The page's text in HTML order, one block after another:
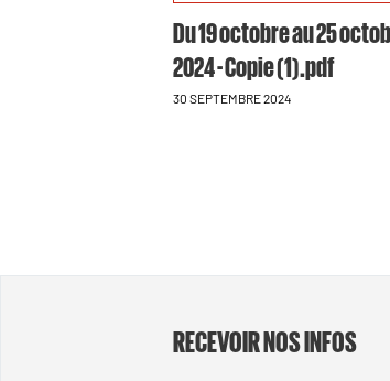
Du 19 octobre au 25
2024 - Copie (1).pdf
30 SEPTEMBRE 2024
RECEVOIR NOS INFOS